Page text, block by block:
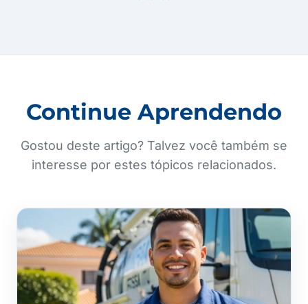
Continue Aprendendo
Gostou deste artigo? Talvez você também se
interesse por estes tópicos relacionados.